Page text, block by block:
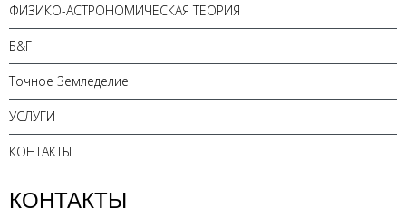
ФИЗИКО-АСТРОНОМИЧЕСКАЯ ТЕОРИЯ
Б&Г
Точное Земледелие
УСЛУГИ
КОНТАКТЫ
КОНТАКТЫ